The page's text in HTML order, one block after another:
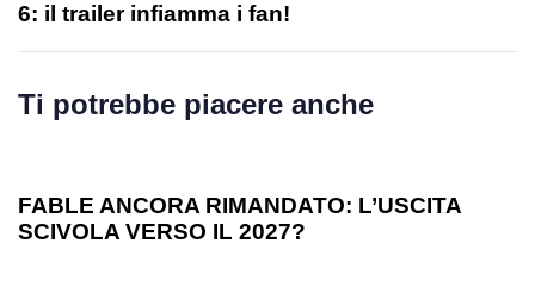
6: il trailer infiamma i fan!
Ti potrebbe piacere anche
FABLE ANCORA RIMANDATO: L’USCITA
SCIVOLA VERSO IL 2027?